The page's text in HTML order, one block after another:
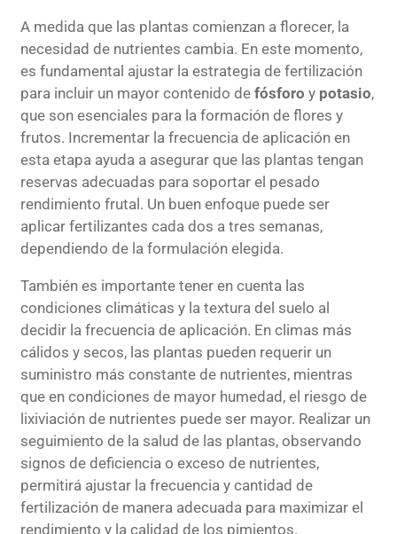
A medida que las plantas comienzan a florecer, la
necesidad de nutrientes cambia. En este momento,
es fundamental ajustar la estrategia de fertilización
para incluir un mayor contenido de fósforo y potasio,
que son esenciales para la formación de flores y
frutos. Incrementar la frecuencia de aplicación en
esta etapa ayuda a asegurar que las plantas tengan
reservas adecuadas para soportar el pesado
rendimiento frutal. Un buen enfoque puede ser
aplicar fertilizantes cada dos a tres semanas,
dependiendo de la formulación elegida.
También es importante tener en cuenta las
condiciones climáticas y la textura del suelo al
decidir la frecuencia de aplicación. En climas más
cálidos y secos, las plantas pueden requerir un
suministro más constante de nutrientes, mientras
que en condiciones de mayor humedad, el riesgo de
lixiviación de nutrientes puede ser mayor. Realizar un
seguimiento de la salud de las plantas, observando
signos de deficiencia o exceso de nutrientes,
permitirá ajustar la frecuencia y cantidad de
fertilización de manera adecuada para maximizar el
rendimiento y la calidad de los pimientos.